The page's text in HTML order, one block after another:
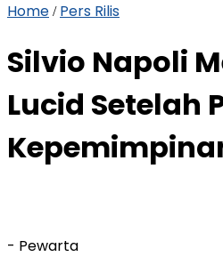
Home / Pers Rilis
Silvio Napoli
Lucid Setelah
- Pewarta